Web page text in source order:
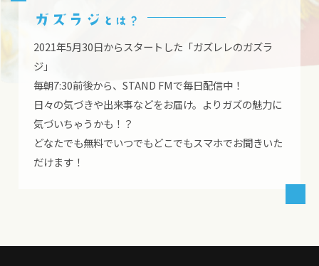
ガズラジ とは？
2021年5月30日からスタートした「ガズレレのガズラ
ジ」
毎朝7:30前後から、STAND FMで毎日配信中！
日々の気づきや出来事などをお届け。よりガズの魅力に
気づいちゃうかも！？
どなたでも無料でいつでもどこでもスマホでお聞きいた
だけます！